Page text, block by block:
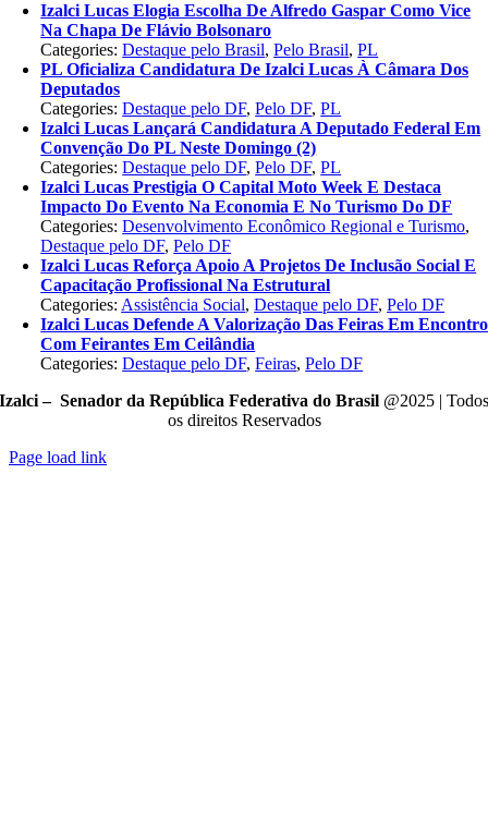
Izalci Lucas Elogia Escolha De Alfredo Gaspar Como Vice
Na Chapa De Flávio Bolsonaro
Categories:Destaque pelo Brasil,Pelo Brasil,PL
PL Oficializa Candidatura De Izalci Lucas À Câmara Dos
Deputados
Categories:Destaque pelo DF,Pelo DF,PL
Izalci Lucas Lançará Candidatura A Deputado Federal Em
Convenção Do PL Neste Domingo (2)
Categories:Destaque pelo DF,Pelo DF,PL
Izalci Lucas Prestigia O Capital Moto Week E Destaca
Impacto Do Evento Na Economia E No Turismo Do DF
Categories:Desenvolvimento Econômico Regional e Turismo,
Destaque pelo DF,Pelo DF
Izalci Lucas Reforça Apoio A Projetos De Inclusão Social E
Capacitação Profissional Na Estrutural
Categories: Assistência Social,Destaque pelo DF,Pelo DF
Izalci Lucas Defende A Valorização Das Feiras Em Encontro
Com Feirantes Em Ceilândia
Categories:Destaque pelo DF,Feiras,Pelo DF
Izalci – Senador da República Federativa do Brasil @2025 | Todos
os direitos Reservados
Page load link